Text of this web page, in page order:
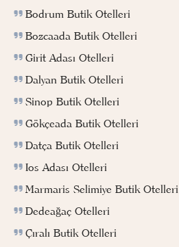
Bodrum Butik Otelleri
Bozcaada Butik Otelleri
Girit Adası Otelleri
Dalyan Butik Otelleri
Sinop Butik Otelleri
Gökçeada Butik Otelleri
Datça Butik Otelleri
Ios Adası Otelleri
Marmaris Selimiye Butik Otelleri
Dedeağaç Otelleri
Çıralı Butik Otelleri